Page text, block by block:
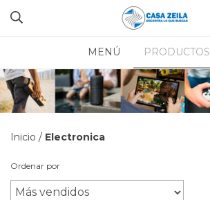
MENÚ PRODUCTOS
Inicio / Electronica
Ordenar por